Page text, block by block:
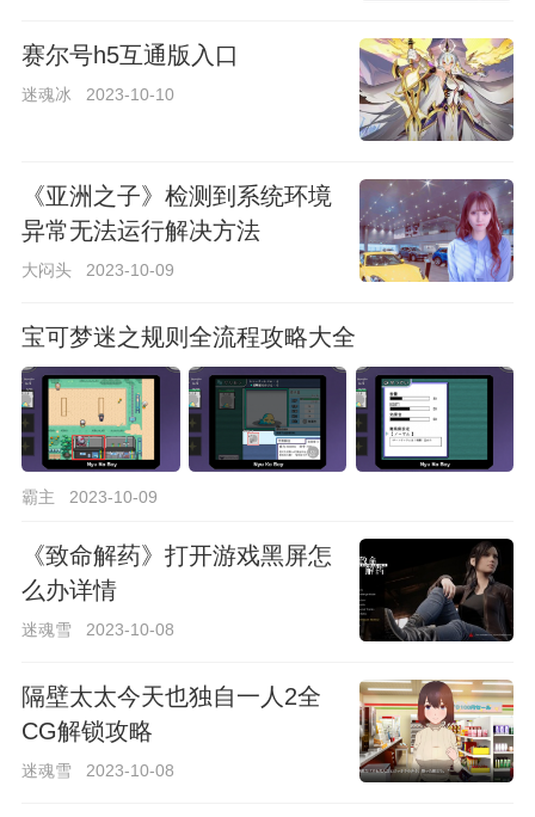
赛尔号h5互通版入口
迷魂冰 2023-10-10
《亚洲之子》检测到系统环境
异常无法运行解决方法
大闷头 2023-10-09
宝可梦迷之规则全流程攻略大全
霸主 2023-10-09
《致命解药》打开游戏黑屏怎
么办详情
迷魂雪 2023-10-08
隔壁太太今天也独自一人2全
CG解锁攻略
迷魂雪 2023-10-08